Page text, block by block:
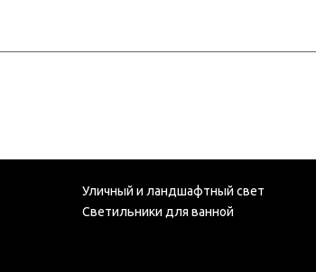
Уличный и ландшафтный свет
Светильники для ванной